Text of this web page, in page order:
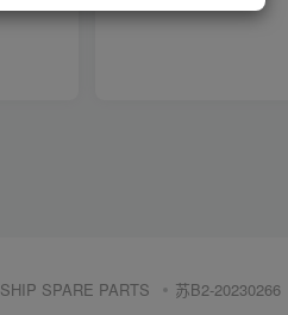
SHIP SPARE PARTS 苏B2-20230266